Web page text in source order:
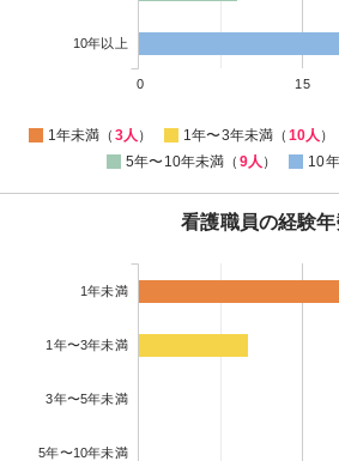
10年以上
0 15
1年未満（ 3人 ） 1年〜3年未満（ 10人 ）
5年〜10年未満（ 9人 ） 10
看護職員の経験
1年未満
1年〜3年未満
3年〜5年未満
5年〜10年未満